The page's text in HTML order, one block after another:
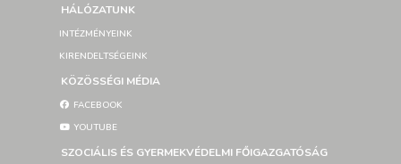
HÁLÓZATUNK
INTÉZMÉNYEINK
KIRENDELTSÉGEINK
KÖZÖSSÉGI MÉDIA
FACEBOOK
YOUTUBE
SZOCIÁLIS ÉS GYERMEKVÉDELMI FŐIGAZGATÓSÁG